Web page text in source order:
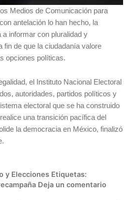
Medios de Comunicación para
antelación lo han hecho, la
informar con pluralidad y
de que la ciudadanía valore
opciones políticas.
el Instituto Nacional Electoral
autoridades, partidos políticos y
electoral que se ha construido
una transición pacífica del
la democracia en México, finalizó
y Elecciones Etiquetas:
Deja un comentario